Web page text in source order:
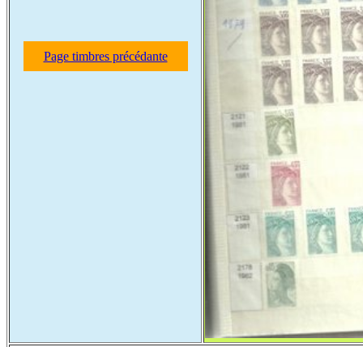
Page timbres précédante